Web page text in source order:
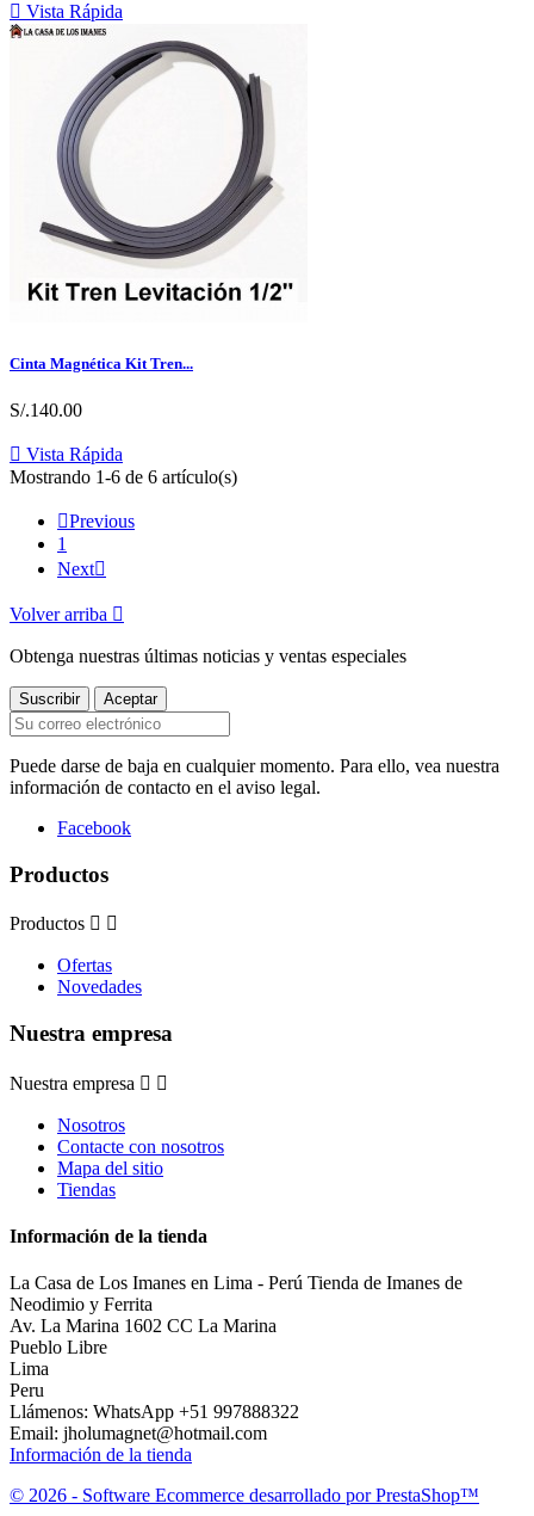
 Vista Rápida
Cinta Magnética Kit Tren...
S/.140.00
 Vista Rápida
Mostrando 1-6 de 6 artículo(s)
Previous
1
Next
Volver arriba 
Obtenga nuestras últimas noticias y ventas especiales
Puede darse de baja en cualquier momento. Para ello, vea nuestra
información de contacto en el aviso legal.
Facebook
Productos
Productos  
Ofertas
Novedades
Nuestra empresa
Nuestra empresa  
Nosotros
Contacte con nosotros
Mapa del sitio
Tiendas
Información de la tienda
La Casa de Los Imanes en Lima - Perú Tienda de Imanes de
Neodimio y Ferrita
Av. La Marina 1602 CC La Marina
Pueblo Libre
Lima
Peru
Llámenos: WhatsApp +51 997888322
Email: jholumagnet@hotmail.com
Información de la tienda
© 2026 - Software Ecommerce desarrollado por PrestaShop™